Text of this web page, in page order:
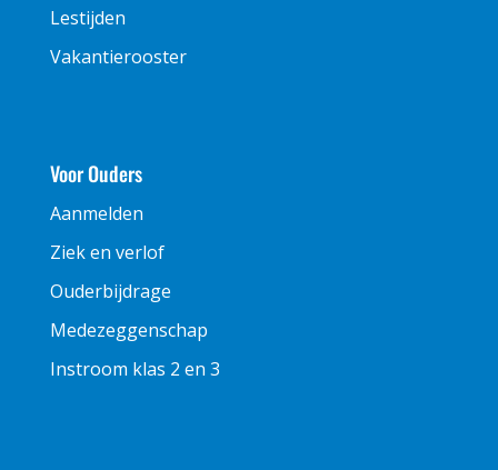
Lestijden
Vakantierooster
Voor Ouders
Aanmelden
Ziek en verlof
Ouderbijdrage
Medezeggenschap
Instroom klas 2 en 3